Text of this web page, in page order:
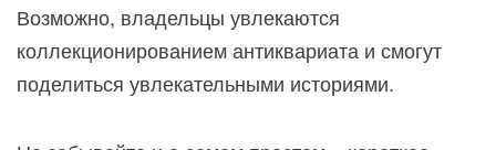
Возможно, владельцы увлекаются
коллекционированием антиквариата и смогут
поделиться увлекательными историями.